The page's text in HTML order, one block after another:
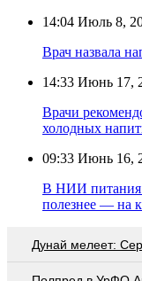
14:04 Июль 8,
Врач назвала
14:33 Июнь 17,
Врачи
холодных
09:33 Июнь 16,
В НИИ питания
полезнее — на
Дунай мелеет: